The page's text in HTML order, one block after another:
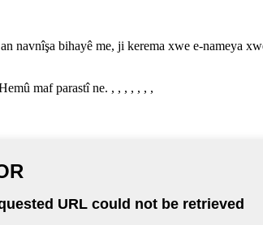
navnîşa bihayê me, ji kerema xwe e-nameya
maf parastî ne. , , , , , , ,